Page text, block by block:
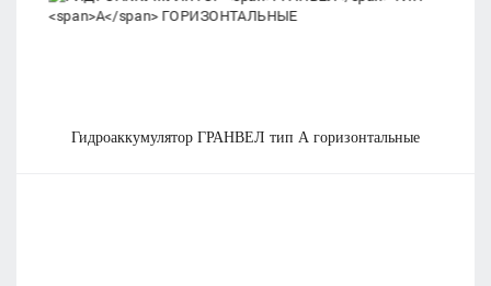
гидроаккумулятор ГРАНВЕЛ тип А горизонтальные